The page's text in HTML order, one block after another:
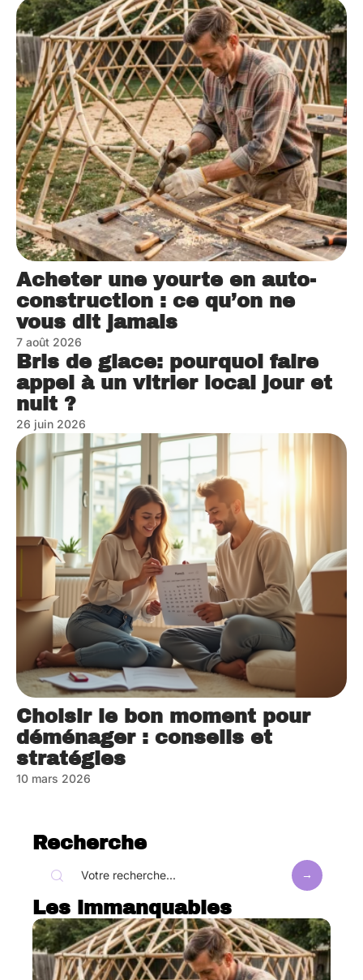
Acheter une yourte en auto-
construction : ce qu’on ne
vous dit jamais
7 août 2026
Bris de glace: pourquoi faire
appel à un vitrier local jour et
nuit ?
26 juin 2026
Choisir le bon moment pour
déménager : conseils et
stratégies
10 mars 2026
Recherche
Les immanquables